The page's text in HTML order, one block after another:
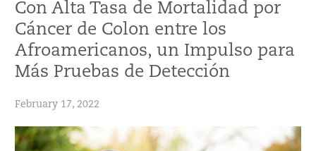
Con Alta Tasa de Mortalidad por
Cáncer de Colon entre los
Afroamericanos, un Impulso para
Más Pruebas de Detección
February 17, 2022